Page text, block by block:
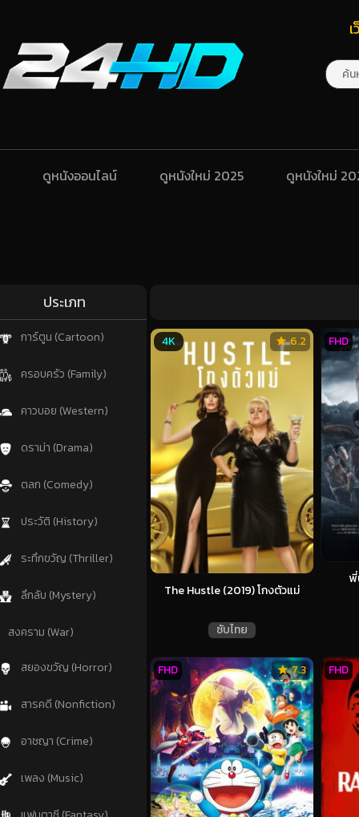
ดูหนังออนไลน์ ดูหนังใหม่ 2025 ดูหนังใหม่
ประเภท
การ์ตูน (Cartoon)
ครอบครัว (Family)
คาวบอย (Western)
ดราม่า (Drama)
ตลก (Comedy)
ประวัติ (History)
ระทึกขวัญ (Thriller)
ลึกลับ (Mystery)
สงคราม (War)
สยองขวัญ (Horror)
สารคดี (Nonfiction)
อาชญา (Crime)
เพลง (Music)
The Hustle (2019) โกงตัวแม่
ซับไทย
6.2
4K
พี่
FHD
7.3
FHD FHD